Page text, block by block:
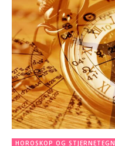
HOROSKOP OG STJERNETEGN